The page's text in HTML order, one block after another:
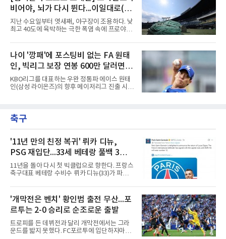
들에게는 올해 세 번째 출발이
칸패밀리필드에서 열린 미네소타 트윈스전에 밀
워키 유니폼을 입고 나섰다. 구단은 이날 마이너
리그 계약한 배지환을 26인 로스터에 올렸다고
발표했다.복귀 무대에서 결과도 나왔다. 3-3으
로 맞선 7회초 2루 대수비로 들어간 그는 7회말
연속 빅리그를 누볐던 그의 올 시즌 첫 안타였다.
9회말 무사 1루에서도 보내
비어야, 뇌가 다시 뛴다...이일대로(以
逸待勞)의 지혜
지난 수요일부터 엿새째, 야구장이 조용하다. 낮
최고 40도에 육박하는 극한 폭염 속에 프로야구
득차야 할 관중석은 텅 비었다. 리그 전체가 이렇
게 며칠씩 통째로 멈춘 것은 매우 이례적인 일이
다. 문밖을 나서면 거리는 사우나 한증막이고 10
여 분 걷기도 힘들고 머리도 멍해지는 날이 계속
되었다. 내일부터는 다시 함성이 돌아오겠지만,
지금 이 침묵은 승리도 패배도 아닌 다른 질문을
던진다. 왜 뛰지 않는 쪽이 오히려 더 똑똑한 선
가 있다. 시상하부라는 이 작은 기관은 혈액 온도
가 0.5도만
나이 '깡패'에 포스팅비 없는 FA 원태
인, 빅리그 보장 연봉 600만 달러면
도장 찍어야...샌디에이고 유력
KBO리그를 대표하는 우완 정통파 에이스 원태
인(삼성 라이온즈)의 향후 메이저리그 진출 시나
수) 신분으로 빅리그 무대를 두드릴 수 있는 조
건을 갖추게 된다.메이저리그 구단 입장에서 아
원소속 구단에 지불해야 하는 포스팅비다.하지
만 원태인은 이 포스팅 비용이 전혀 발생하지 않
는 완전한 FA이기 때문에, 구단들은 이적료로
나갈 예산을 고스란히 선수 연봉이나 계약금에
집중할 수 있는 절대적인 재정적 이점을 누리게
된다.여기에 과거 메이저리그
축구
'11년 만의 친정 복귀' 뤼카 디뉴,
PSG 재입단...33세 베테랑 풀백 3년
계약
11년을 돌아 다시 첫 빅클럽으로 향한다. 프랑스
축구대표 베테랑 수비수 뤼카 디뉴(33)가 파리
10일(한국시간) 애스턴 빌라(잉글랜드)에서 뛰
어온 디뉴를 재영입했다고 발표했다. 계약 기간
은 2029년까지 3년이며, 등번호는 12번이다. 구
체적인 이적료는 공개되지 않았으나 영국 BBC
는 PSG가 왼쪽 풀백 디뉴의 바이아웃인 850만
파운드(약 162억원)를 애스턴 빌라에 지불하기
로 했다고 전했다.돌아오는 길은 길었다. 프랑스
'개막전은 벤치' 황인범 출전 무산...포
르투는 2-0 승리로 순조로운 출발
트로피를 든 데뷔전과 달리 개막전에서는 그라
운드를 밟지 못했다. FC포르투에 입단하자마자